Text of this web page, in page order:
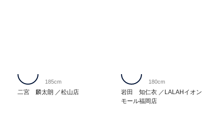
二宮 麟太朗 松山店
185cm
岩田 知仁衣
LALAHイオン
モール福岡店
180cm